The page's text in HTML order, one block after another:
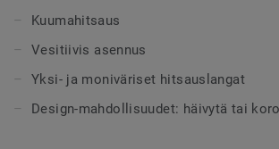
monivärisenä, joko häivyttämään
Kuumahitsaus
Vesitiivis asennus
Yksi- ja moniväriset hitsauslangat
Design-mahdollisuudet: häivytä tai